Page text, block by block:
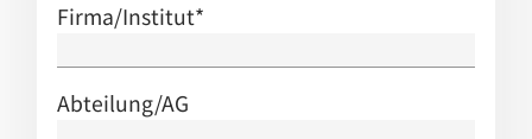
Firma/Institut*
Abteilung/AG